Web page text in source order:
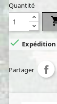
Quantité
 Expédition
Partager